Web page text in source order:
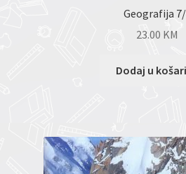
Geografija
23.00 KM
Dodaj u